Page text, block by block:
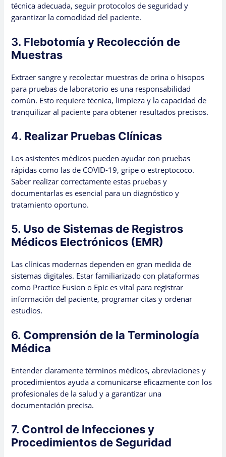
técnica adecuada, seguir protocolos de seguridad y
garantizar la comodidad del paciente.
3. Flebotomía y Recolección de
Muestras
Extraer sangre y recolectar muestras de orina o hisopos
para pruebas de laboratorio es una responsabilidad
común. Esto requiere técnica, limpieza y la capacidad de
tranquilizar al paciente para obtener resultados precisos.
4. Realizar Pruebas Clínicas
Los asistentes médicos pueden ayudar con pruebas
rápidas como las de COVID-19, gripe o estreptococo.
Saber realizar correctamente estas pruebas y
documentarlas es esencial para un diagnóstico y
tratamiento oportuno.
5. Uso de Sistemas de Registros
Médicos Electrónicos (EMR)
Las clínicas modernas dependen en gran medida de
sistemas digitales. Estar familiarizado con plataformas
como Practice Fusion o Epic es vital para registrar
información del paciente, programar citas y ordenar
estudios.
6. Comprensión de la Terminología
Médica
Entender claramente términos médicos, abreviaciones y
procedimientos ayuda a comunicarse eficazmente con los
profesionales de la salud y a garantizar una
documentación precisa.
7. Control de Infecciones y
Procedimientos de Seguridad